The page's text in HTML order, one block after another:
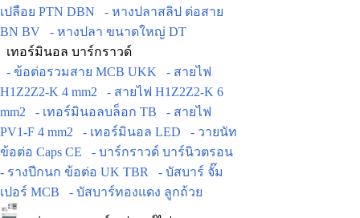
เปลือย PTN DBN
- หางปลาสลิป ต่อสาย
BN BV
- หางปลา ขนาดใหญ่ DT
เทอร์มินอล บาร์กราวด์
- ข้อต่อรวมสาย MCB UKK
- สายไฟ
H1Z2Z2-K 4 mm2
- สายไฟ H1Z2Z2-K 6
mm2
- เทอร์มินอลบล็อก TB
- สายไฟ
PV1-F 4 mm2
- เทอร์มินอล LED
- วายนัท
ข้อต่อ Caps CE
- บาร์กราวด์ บาร์นิวตรอน
- รางปีกนก ข้อต่อ UK TBR
- บัสบาร์ จั๊ม
เปอร์ MCB
- บัสบาร์ทองแดง ลูกถ้วย